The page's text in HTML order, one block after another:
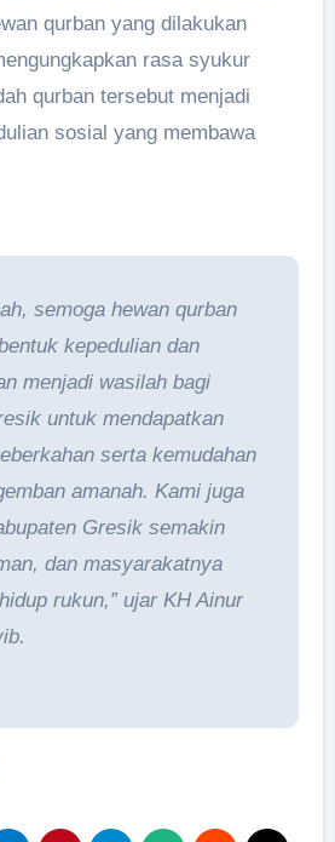
qurban yang dilakukan
rasa syukur
qurban tersebut menjadi
sosial yang membawa
semoga hewan qurban
kepedulian dan
menjadi wasilah bagi
untuk mendapatkan
serta kemudahan
amanah. Kami juga
Gresik semakin
dan masyarakatnya
rukun,” ujar KH Ainur